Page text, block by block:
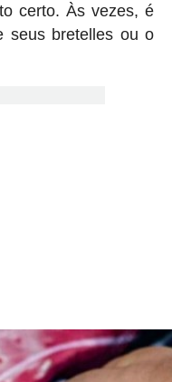
certo. Às vezes, é
seus bretelles ou o